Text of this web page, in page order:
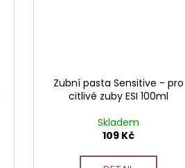
Zubní pasta Sensitive - pro
citlivé zuby ESI 100ml
Skladem
109 Kč